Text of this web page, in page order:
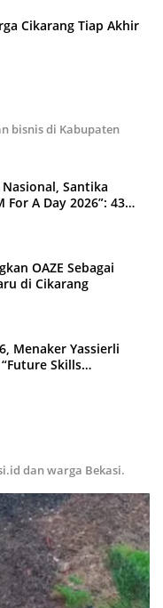
Cikarang Tiap Akhir
bisnis di Kabupaten
Santika
For A Day 2026”: 43
OAZE Sebagai
di Cikarang
Menaker Yassierli
Skills
dan warga Bekasi.